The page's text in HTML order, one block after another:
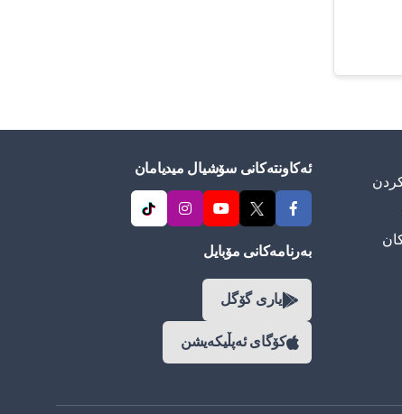
ئەکاونتەکانی سۆشیال میدیامان
بەرنامەکانی مۆبایل
یاری گۆگل
كۆگای ئەپڵیكەیشن